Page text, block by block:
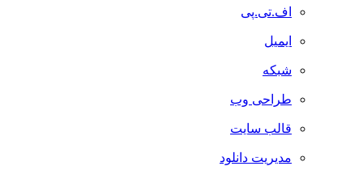
اف.تی.پی
ایمیل
شبکه
طراحی وب
قالب سایت
مدیریت دانلود